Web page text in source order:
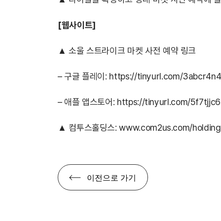
[웹사이트]
▲ 소울 스트라이크 마켓 사전 예약 링크
– 구글 플레이: https://tinyurl.com/3abcr4n4
– 애플 앱스토어: https://tinyurl.com/5f7tjjc6
▲ 컴투스홀딩스:www.com2us.com/
이전으로 가기